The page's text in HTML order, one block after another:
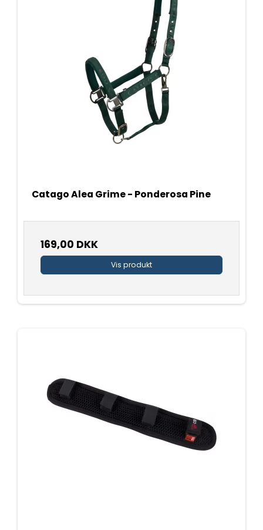
Catago Alea Grime - Ponderosa Pine
169,00 DKK
Vis produkt